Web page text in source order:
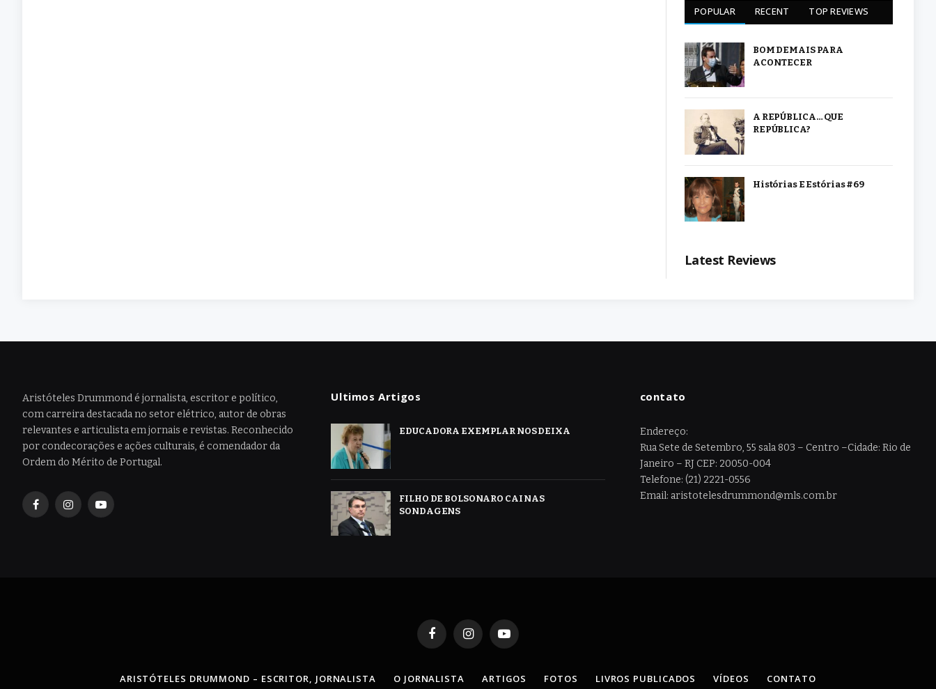
POPULAR RECENT TOP REVIEWS
BOM DEMAIS PARA
ACONTECER
A REPÚBLICA… QUE
REPÚBLICA?
Histórias E Estórias #69
Latest Reviews
Aristóteles Drummond é jornalista, escritor e político,
com carreira destacada no setor elétrico, autor de obras
relevantes e articulista em jornais e revistas. Reconhecido
por condecorações e ações culturais, é comendador da
Ordem do Mérito de Portugal.
FacebookInstagramYouTube
Ultimos Artigos
EDUCADORA EXEMPLAR NOS DEIXA
FILHO DE BOLSONARO CAI NAS
SONDAGENS
contato
Endereço:
Rua Sete de Setembro, 55 sala 803 – Centro –Cidade: Rio de
Janeiro – RJ CEP: 20050-004
Telefone: (21) 2221-0556
Email: aristotelesdrummond@mls.com.br
FacebookInstagramYouTube
ARISTÓTELES DRUMMOND – ESCRITOR, JORNALISTA O JORNALISTA ARTIGOS FOTOS LIVROS PUBLICADOS VÍDEOS CONTATO